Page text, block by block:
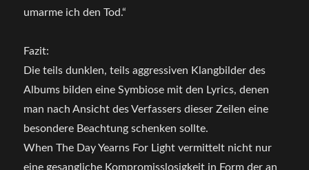
umarme ich den Tod.“
Fazit:
Die teils dunklen, teils aggressiven Klangbilder des
Albums bilden eine Symbiose mit den Lyrics, denen
man nach Ansicht des Verfassers dieser Zeilen eine
besondere Beachtung schenken sollte.
When The Day Yearns For Light vermittelt nicht nur
eine gesangliche Kompromisslosigkeit in Form der an